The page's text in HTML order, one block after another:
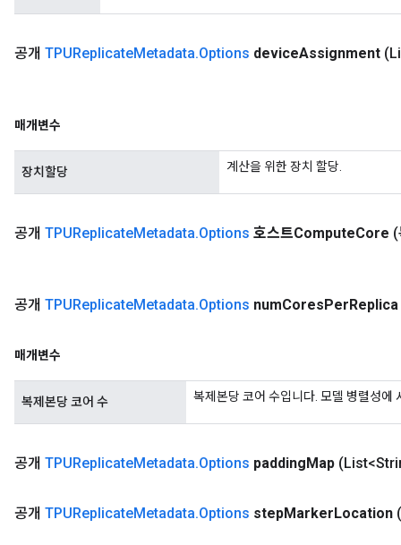
공개 TPUReplicateMetadata.Options deviceAssignment
매개변수
장치할당 계산을 위한 장치 할당.
공개 TPUReplicateMetadata.Options 호스트ComputeCore
공개 TPUReplicateMetadata.Options numCoresPerReplica
매개변수
복제본당 코어 수 복제본당 코어 수입니다. 모델 병렬성에
공개 TPUReplicateMetadata.Options paddingMap
공개 TPUReplicateMetadata.Options stepMarkerLocation